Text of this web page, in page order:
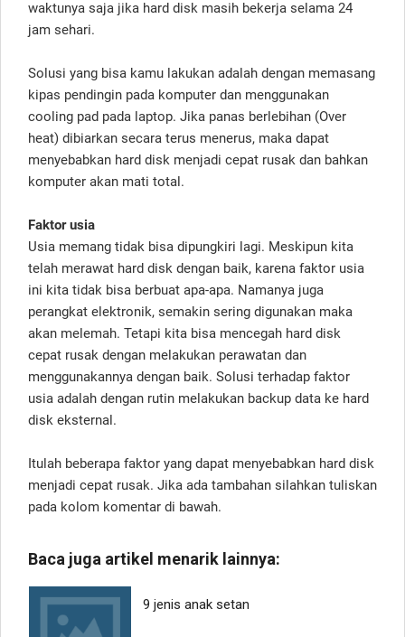
waktunya saja jika hard disk masih bekerja selama 24
jam sehari.
Solusi yang bisa kamu lakukan adalah dengan memasang
kipas pendingin pada komputer dan menggunakan
cooling pad pada laptop. Jika panas berlebihan (Over
heat) dibiarkan secara terus menerus, maka dapat
menyebabkan hard disk menjadi cepat rusak dan bahkan
komputer akan mati total.
Faktor usia
Usia memang tidak bisa dipungkiri lagi. Meskipun kita
telah merawat hard disk dengan baik, karena faktor usia
ini kita tidak bisa berbuat apa-apa. Namanya juga
perangkat elektronik, semakin sering digunakan maka
akan melemah. Tetapi kita bisa mencegah hard disk
cepat rusak dengan melakukan perawatan dan
menggunakannya dengan baik. Solusi terhadap faktor
usia adalah dengan rutin melakukan backup data ke hard
disk eksternal.
Itulah beberapa faktor yang dapat menyebabkan hard disk
menjadi cepat rusak. Jika ada tambahan silahkan tuliskan
pada kolom komentar di bawah.